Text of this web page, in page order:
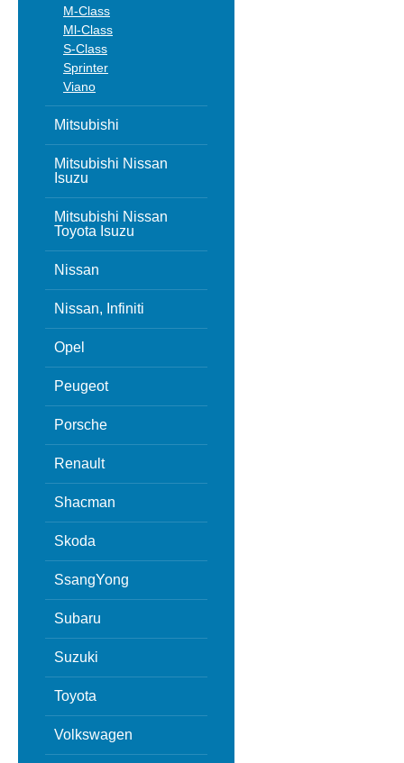
M-Class
Ml-Class
S-Class
Sprinter
Viano
Mitsubishi
Mitsubishi Nissan
Isuzu
Mitsubishi Nissan
Toyota Isuzu
Nissan
Nissan, Infiniti
Opel
Peugeot
Porsche
Renault
Shacman
Skoda
SsangYong
Subaru
Suzuki
Toyota
Volkswagen